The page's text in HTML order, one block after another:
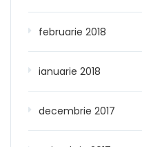
februarie 2018
ianuarie 2018
decembrie 2017